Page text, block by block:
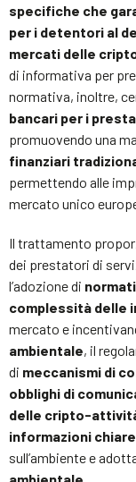
specifiche che
per i detentori al
mercati delle
di informativa per
normativa, inoltre,
bancari per i
promuovendo una
finanziari
permettendo alle
mercato unico
Il trattamento
dei prestatori di
l’adozione di
complessità delle
mercato e
ambientale, il
di meccanismi di
obblighi di
delle cripto-
informazioni chiare
sull’ambiente e